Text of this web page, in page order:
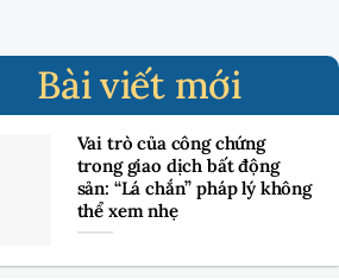
Bài viết mới
Vai trò của công chứng
trong giao dịch bất động
sản: “Lá chắn” pháp lý không
thể xem nhẹ